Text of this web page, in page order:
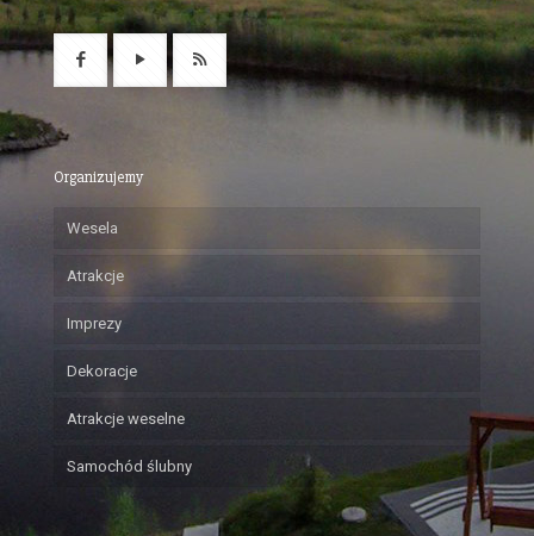
Organizujemy
Wesela
Atrakcje
Imprezy
Dekoracje
Atrakcje weselne
Samochód ślubny